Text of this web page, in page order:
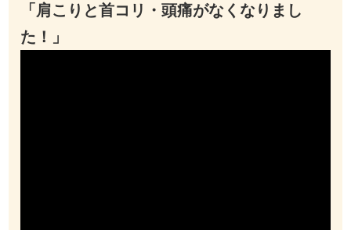
「肩こりと首コリ・頭痛がなくなりまし
た！」